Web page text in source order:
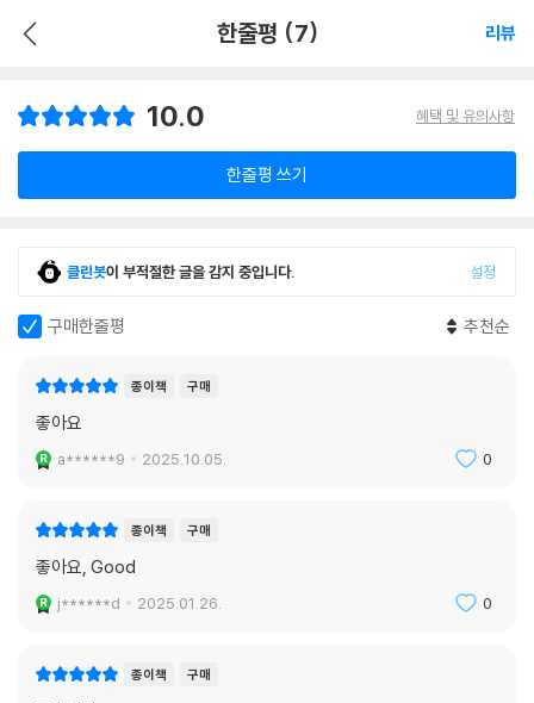
한줄평 (7) 리뷰
10.0 혜택 및 유의사항
한줄평 쓰기
클린봇이 부적절한 글을 감지 중입니다. 설정
구매한줄평 추천순
종이책 구매
좋아요
a******9 2025.10.05. 0
종이책 구매
좋아요, Good
j******d 2025.01.26. 0
종이책 구매